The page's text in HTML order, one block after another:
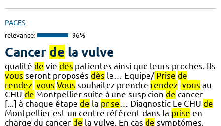
PAGES
relevance: 96%
Cancer de la vulve
qualité de vie des patientes ainsi que leurs proches. Ils
vous seront proposés dès le… Equipe/ Prise de
rendez- vous Vous souhaitez prendre rendez- vous au
CHU de Montpellier suite à une suspicion de cancer
[...] à chaque étape de la prise … Diagnostic Le CHU de
Montpellier est un centre référent dans la prise en
charge du cancer de la vulve. En cas de symptômes,